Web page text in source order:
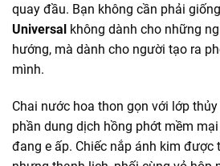
quay đầu. Bạn không cần phải
Universal không dành cho những
hướng, mà dành cho người tạo ra
mình.
Chai nước hoa thon gọn với lớp
phần dung dịch hồng phớt mềm
đang e ấp. Chiếc nắp ánh kim được